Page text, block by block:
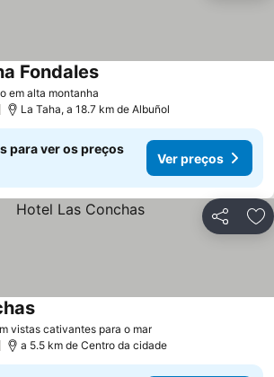
em alta montanha
Fondales
La Taha, a 18.7 km de Albuñol
para ver os preços
Ver preços
Partilhar
vistas cativantes para o mar
a 5.5 km de Centro da cidade